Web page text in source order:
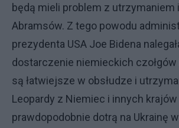
będą mieli problem z utrzymaniem
Abramsów. Z tego powodu
prezydenta USA Joe Bidena
dostarczenie niemieckich czołgów
są łatwiejsze w obsłudze i
Leopardy z Niemiec i innych
prawdopodobnie dotrą na Ukrainę